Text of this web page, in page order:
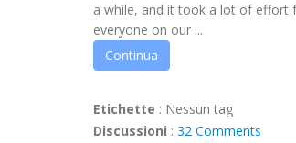
a while, and it took a lot of effort
everyone on our ...
Continua
Etichette : Nessun tag
Discussioni : 32 Comments